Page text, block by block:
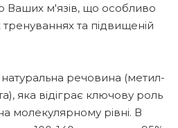
Ваших м'язів, що особливо
та підвищеній
речовина (метил-
яка відіграє ключову роль
молекулярному рівні. В